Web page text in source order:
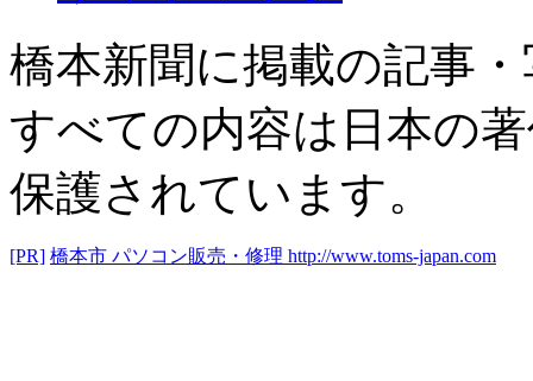
橋本新聞に掲載の記事
すべての内容は日本の
保護されています。
[PR] 橋本市 パソコン販売・修理 http://www.toms-japan.com